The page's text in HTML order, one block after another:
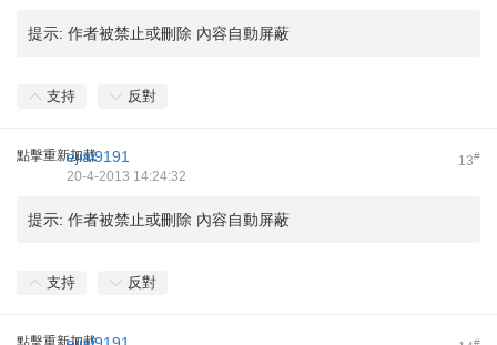
提示: 作者被禁止或刪除 內容自動屏蔽
支持 反對
點擊重新加載 13#
ejial9191
20-4-2013 14:24:32
提示: 作者被禁止或刪除 內容自動屏蔽
支持 反對
點擊重新加載 #